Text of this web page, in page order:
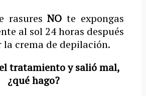
rasuresNO te expongas
al sol 24 horas después
crema de depilación.
tratamiento y salió mal,
¿qué hago?